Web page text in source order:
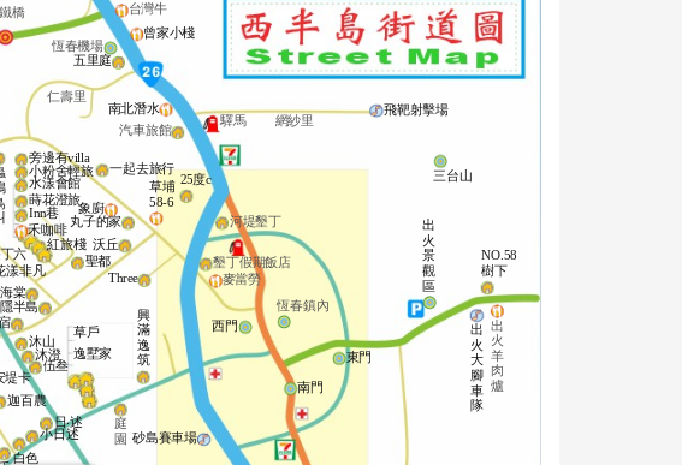
台灣牛
橋
五里庭
南北潛水 飛靶射擊場
驛馬 網紗里
三台山
汽車旅館
河堤墾丁
墾丁假期飯店
隱半島
六
曾家小棧
西門
恆春鎮內
東門
南門
出
火
景
觀
區
NO.58
樹下
出
火
大
腳
車
隊
出
火
羊
肉
爐
砂島賽車場
興
滿
逸
筑
象廚
一起去旅行
聖都
Inn巷
草埔
58-6
草戶
禾咖啡
蒔花澄旅
逸墅家
日‧述
迦百農
堤卡
海棠
漾非凡
丸子的家
Three 麥當勞
小日述
白色
水漾會館
庭
園
紅旅棧
恆春機場
仁壽里
小粉舍輕旅
伍叁
沃丘
25度c
沐澄
沐山
旁邊有villa